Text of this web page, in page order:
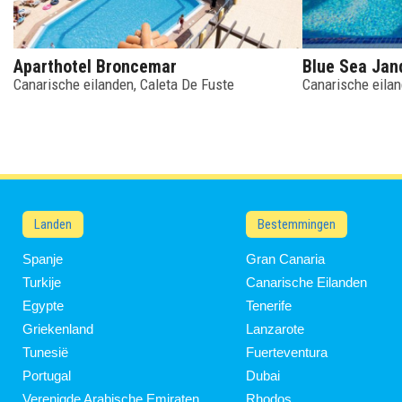
Aparthotel Broncemar
Canarische eilanden Caleta De Fuste
Blue Sea
Canarische
Landen
Spanje
Turkije
Egypte
Griekenland
Tunesië
Portugal
Bestemmingen
Gran Canaria
Canarische Eilanden
Tenerife
Lanzarote
Fuerteventura
Dubai